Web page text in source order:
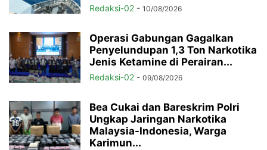
Redaksi-02 - 10/08/2026
Operasi Gabungan Gagalkan
Penyelundupan 1,3 Ton Narkotika
Jenis Ketamine di Perairan...
Redaksi-02 - 09/08/2026
Bea Cukai dan Bareskrim Polri
Ungkap Jaringan Narkotika
Malaysia-Indonesia, Warga
Karimun...